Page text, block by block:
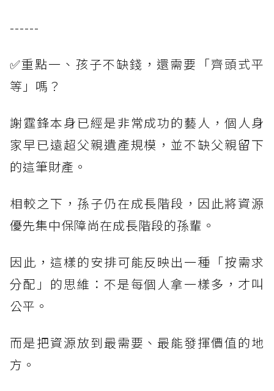
------
✅重點一、孩子不缺錢，還需要「齊頭式平
等」嗎？
謝霆鋒本身已經是非常成功的藝人，個人身
家早已遠超父親遺產規模，並不缺父親留下
的這筆財產。
相較之下，孫子仍在成長階段，因此將資源
優先集中保障尚在成長階段的孫輩。
因此，這樣的安排可能反映出一種「按需求
分配」的思維：不是每個人拿一樣多，才叫
公平。
而是把資源放到最需要、最能發揮價值的地
方。